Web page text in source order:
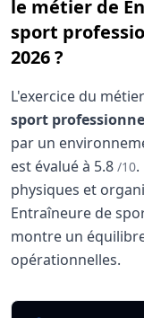
le métier de
sport
2026 ?
L'exercice du
sport
par un
est évalué à 5.8 /10.
physiques et
Entraîneure de
montre un
opérationnelles.
Analyse